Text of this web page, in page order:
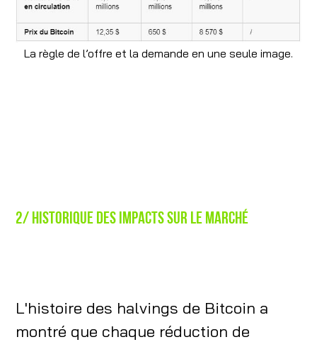
La règle de l’offre et la demande en une seule image.
2/ Historique des impacts sur le marché
L'histoire des halvings de Bitcoin a
montré que chaque réduction de